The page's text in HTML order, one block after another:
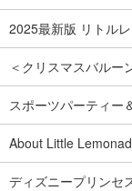
2025最新版 リトル
＜クリスマスバルー
スポーツパーティ
About Little
ディズニープリンセ